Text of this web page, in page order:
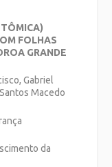
FOLHAS
GRANDE
Gabriel
Macedo
da